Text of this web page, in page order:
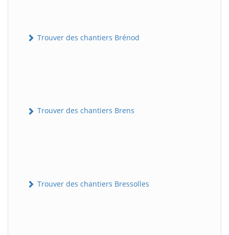
Trouver des chantiers Brénod
Trouver des chantiers Brens
Trouver des chantiers Bressolles